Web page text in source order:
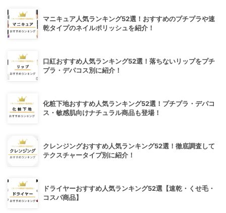
マニキュア人気ランキング52選！おすすめのプチプラや速
乾タイプのネイルポリッシュを紹介！
口紅おすすめ人気ランキング52選！落ちないリップをプチ
プラ・デパコス別に紹介！
化粧下地おすすめ人気ランキング52選！プチプラ・デパコ
ス・敏感肌向けナチュラル商品も登場！
クレンジングおすすめ人気ランキング52選！徹底調査して
テクスチャータイプ別に紹介！
ドライヤーおすすめ人気ランキング52選【速乾・くせ毛・
コスパ商品】